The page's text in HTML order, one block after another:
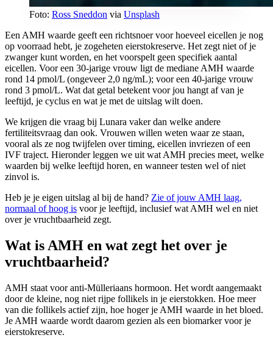
Foto: Ross Sneddon via Unsplash
Een AMH waarde geeft een richtsnoer voor hoeveel eicellen je nog
op voorraad hebt, je zogeheten eierstokreserve. Het zegt niet of je
zwanger kunt worden, en het voorspelt geen specifiek aantal
eicellen. Voor een 30-jarige vrouw ligt de mediane AMH waarde
rond 14 pmol/L (ongeveer 2,0 ng/mL); voor een 40-jarige vrouw
rond 3 pmol/L. Wat dat getal betekent voor jou hangt af van je
leeftijd, je cyclus en wat je met de uitslag wilt doen.
We krijgen die vraag bij Lunara vaker dan welke andere
fertiliteitsvraag dan ook. Vrouwen willen weten waar ze staan,
vooral als ze nog twijfelen over timing, eicellen invriezen of een
IVF traject. Hieronder leggen we uit wat AMH precies meet, welke
waarden bij welke leeftijd horen, en wanneer testen wel of niet
zinvol is.
Heb je je eigen uitslag al bij de hand? Zie of jouw AMH laag,
normaal of hoog is voor je leeftijd, inclusief wat AMH wel en niet
over je vruchtbaarheid zegt.
Wat is AMH en wat zegt het over je
vruchtbaarheid?
AMH staat voor anti-Mülleriaans hormoon. Het wordt aangemaakt
door de kleine, nog niet rijpe follikels in je eierstokken. Hoe meer
van die follikels actief zijn, hoe hoger je AMH waarde in het bloed.
Je AMH waarde wordt daarom gezien als een biomarker voor je
eierstokreserve.